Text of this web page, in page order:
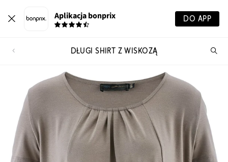
Aplikacja bonprix DO APP
DŁUGI SHIRT Z WISKOZĄ